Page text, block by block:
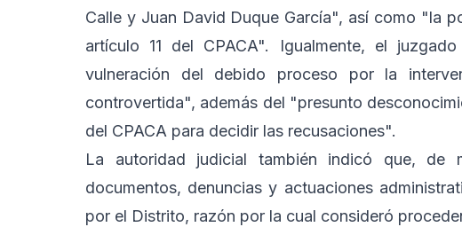
Calle y Juan David Duque García", así como "la
artículo 11 del CPACA". Igualmente, el
vulneración del debido proceso por la
controvertida", además del "presunto
del CPACA para decidir las recusaciones".
La autoridad judicial también indicó que, de
documentos, denuncias y actuaciones
por el Distrito, razón por la cual consideró